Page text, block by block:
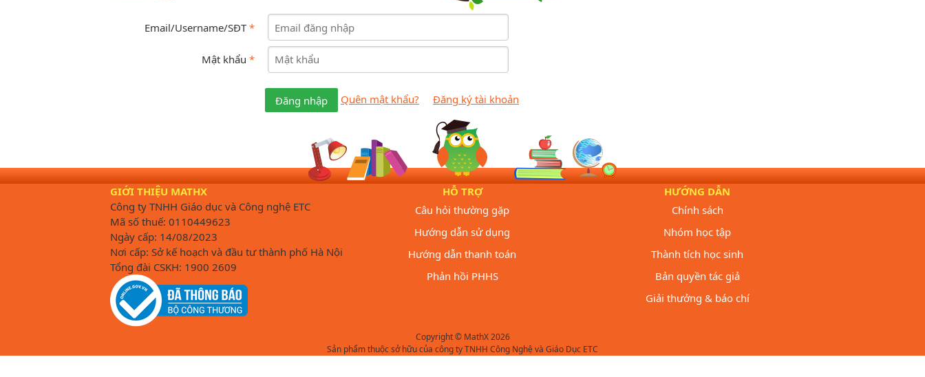
Email/Username/SĐT*
Mật khẩu *
Đăng nhập Quên mật khẩu? Đăng ký tài khoản
GIỚI THIỆU MATHX
Công ty TNHH Giáo dục và Công nghệ ETC
Mã số thuế: 0110449623
Ngày cấp: 14/08/2023
Nơi cấp: Sở kế hoạch và đầu tư thành phố Hà Nội
Tổng đài CSKH: 1900 2609
HỖ TRỢ
Câu hỏi thường gặp
Hướng dẫn sử dụng
Hướng dẫn thanh toán
Phản hồi PHHS
HƯỚNG DẪN
Chính sách
Nhóm học tập
Thành tích học sinh
Bản quyền tác giả
Giải thưởng & báo chí
Copyright © MathX 2026
Sản phẩm thuộc sở hữu của công ty TNHH Công Nghệ và Giáo Dục ETC